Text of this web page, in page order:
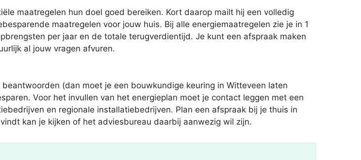
maatregelen hun doel goed bereiken. Kort daarop mailt hij een volledig
maatregelen voor jouw huis. Bij alle energiemaatregelen zie je in 1
per jaar en de totale terugverdientijd. Je kunt een afspraak maken
al jouw vragen afvuren.
(dan moet je een bouwkundige keuring in Witteveen laten
Voor het invullen van het energieplan moet je contact leggen met een
en regionale installatiebedrijven. Plan een afspraak bij je thuis in
kan je kijken of het adviesbureau daarbij aanwezig wil zijn.